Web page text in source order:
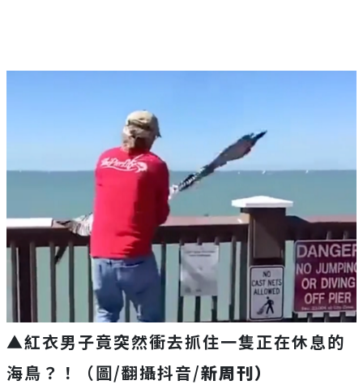
▲紅衣男子竟突然衝去抓住一隻正在休息的
海鳥？！（圖/翻攝抖音/新周刊）